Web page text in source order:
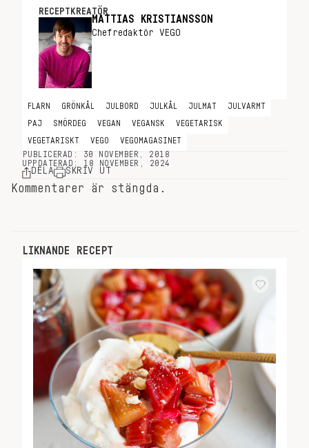
RECEPTKREATÖR
MATTIAS KRISTIANSSON
Chefredaktör VEGO
FLARN GRÖNKÅL JULBORD JULKÅL JULMAT JULVARMT
PAJ SMÖRDEG VEGAN VEGANSK VEGETARISK
VEGETARISKT VEGO
VEGOMAGASINET
PUBLICERAD: 30 NOVEMBER, 2018
UPPDATERAD: 18 NOVEMBER, 2024
DELA SKRIV UT
Kommentarer är stängda.
LIKNANDE RECEPT